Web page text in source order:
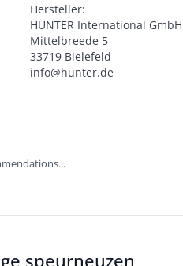
Hersteller:
HUNTER International GmbH
Mittelbreede 5
33719 Bielefeld
info@hunter.de
speurneuzen